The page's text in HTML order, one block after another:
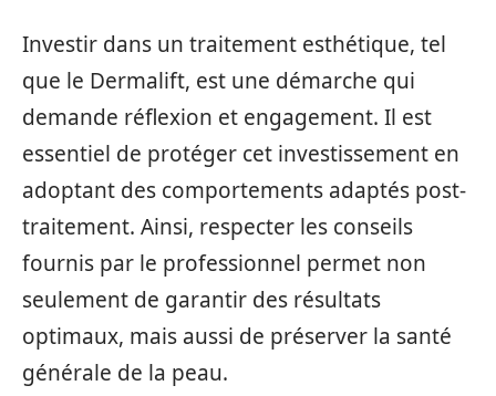
Investir dans un traitement esthétique, tel
que le Dermalift, est une démarche qui
demande réflexion et engagement. Il est
essentiel de protéger cet investissement en
adoptant des comportements adaptés post-
traitement. Ainsi, respecter les conseils
fournis par le professionnel permet non
seulement de garantir des résultats
optimaux, mais aussi de préserver la santé
générale de la peau.